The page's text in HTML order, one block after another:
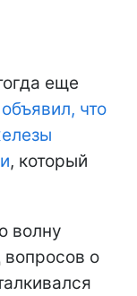
еще
что
, который
волну
вопросов о